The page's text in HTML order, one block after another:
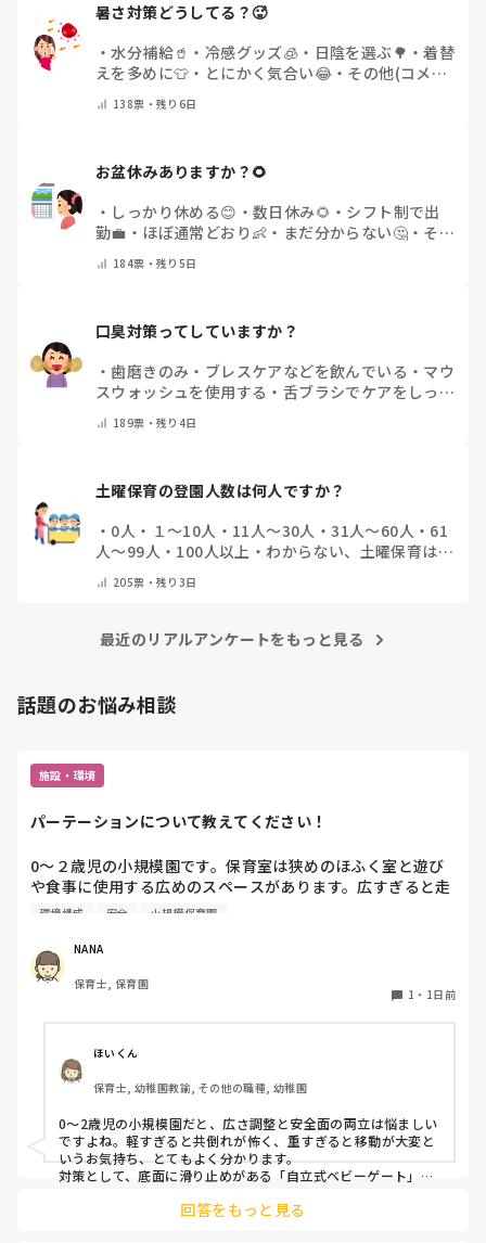
暑さ対策どうしてる？🥵
・水分補給🥤 ・ 冷感グッズ🧊 ・ 日陰を選ぶ🌳 ・着替
えを多めに👕 ・ とにかく気合い😂・ その他(コメン
トで教えてください)
138票・残り6日
お盆休みありますか？🌻
・ しっかり休める😊 ・ 数日休み🌻 ・ シフト制で出
勤💼 ・ ほぼ通常どおり👶 ・ まだ分からない🤔・ その
他(コメントで教えてください)
184票・残り5日
口臭対策ってしていますか？
・歯磨きのみ ・ ブレスケアなどを飲んでいる ・ マウ
スウォッシュを使用する ・ 舌ブラシでケアをしっか
りする
フリスクをかじる
の他(コメントで教えて下さい)
189票・残り4日
土曜保育の登園人数は何人ですか？
・ 0人 ・ １～10人 ・ 11人～30人 ・31人～60人・ 61
人～99人 ・ 100人以上 ・ わからない、土曜保育はな
い
その他(コメントで教えて下さい)
205票・残り3日
最近のリアルアンケートをもっと見る
話題のお悩み相談
施設・環境
パーテーションについて教えてください！
0〜２歳児の小規模園です。保育室は狭めのほふく室と遊び
や食事に使用する広めのスペースがあります。広すぎると走
り回ったりして落ち着かないので、活動によってパーテーシ
うな素材で軽いので、ちょっと体が当たると倒れたり、つか
まり立ちが不安定な子にとっては共倒れになったりで危険で
す。かと言って固定してしまうと活動によって柔軟に移動す
しっかりした重いものを置いていましたが、移動が大変で使
い勝手が悪く、子どもがぶつかって倒れた時に怖い思いをし
ました。
皆さんの園ではどんなもので工夫されていますか？
環境構成 安全 小規模保育園
NANA
保育士, 保育園
1 ・ 1日前
ほいくん
保育士, 幼稚園教諭, その他の職種, 幼稚園
0〜2歳児の小規模園だと、広さ調整と安全面の両立は悩ましい
ですよね。軽すぎると共倒れが怖く、重すぎると移動が大変と
いうお気持ち、とてもよく分かります。
対策として、底面に滑り止めがある「自立式ベビーゲート」な
た、ストッパー付きキャスターをつけたロー棚を仕切りにすれ
回答をもっと見る